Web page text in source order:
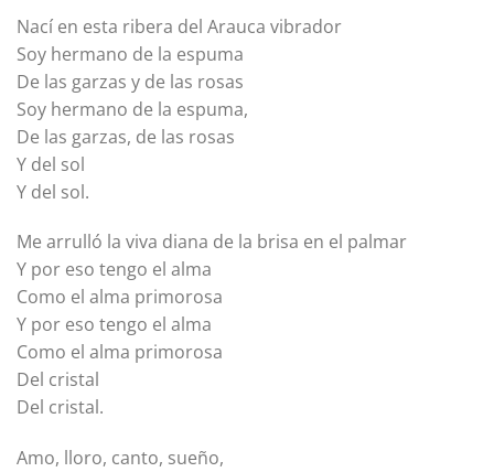
Nací en esta ribera del Arauca vibrador
Soy hermano de la espuma
De las garzas y de las rosas
Soy hermano de la espuma,
De las garzas, de las rosas
Y del sol
Y del sol.
Me arrulló la viva diana de la brisa en el palmar
Y por eso tengo el alma
Como el alma primorosa
Y por eso tengo el alma
Como el alma primorosa
Del cristal
Del cristal.
Amo, lloro, canto, sueño,